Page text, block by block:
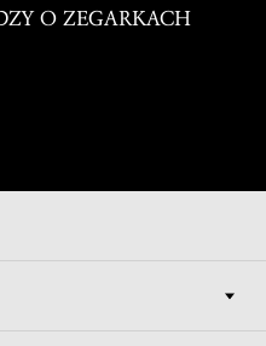
O ZEGARKACH